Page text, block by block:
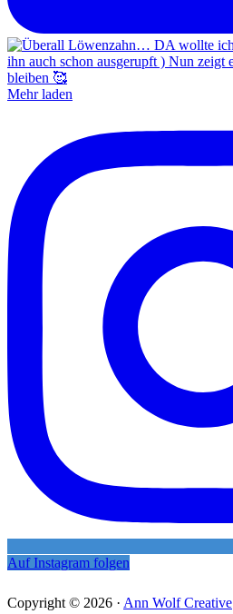
Mehr laden
Auf Instagram folgen
Copyright © 2026 · Ann Wolf Creative